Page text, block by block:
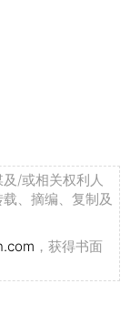
/或相关权利人
、摘编、复制及
，获得书面